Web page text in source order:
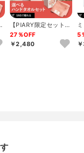
【PIARY限定セット】
選べるTHE QUEEN’S
T...
27％OFF
￥2,480
5